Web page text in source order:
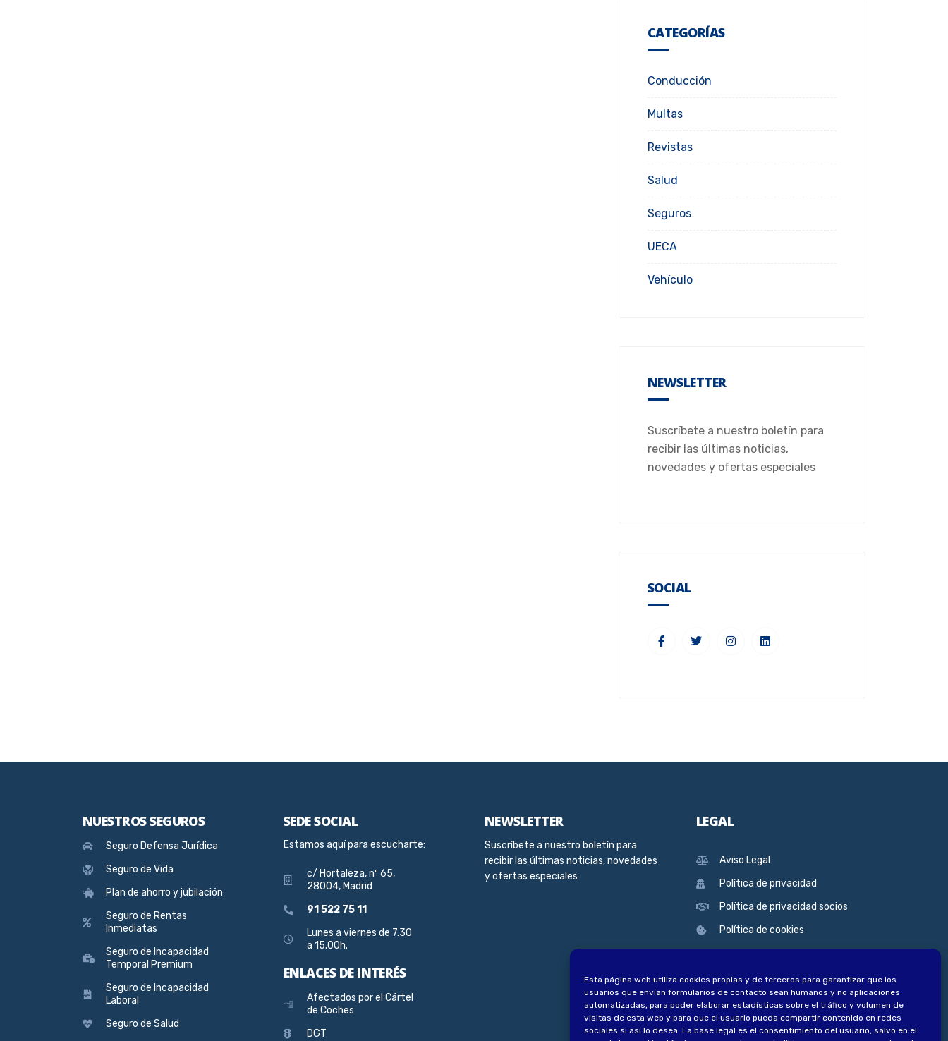
Esta página web utiliza cookies propias y de terceros para garantizar que los
usuarios que envían formularios de contacto sean humanos y no aplicaciones
automatizadas, para poder elaborar estadísticas sobre el tráfico y volumen de
visitas de esta web y para que el usuario pueda compartir contenido en redes
sociales si así lo desea. La base legal es el consentimiento del usuario, salvo en el
CATEGORÍAS
Conducción
Multas
Revistas
Salud
Seguros
UECA
Vehículo
NEWSLETTER
Suscríbete a nuestro boletín para
recibir las últimas noticias,
novedades y ofertas especiales
SOCIAL
NUESTROS SEGUROS
Seguro Defensa Jurídica
Seguro de Vida
Plan de ahorro y jubilación
Seguro de Rentas
Inmediatas
Seguro de Incapacidad
Temporal Premium
Seguro de Incapacidad
Laboral
Seguro de Salud
SEDE SOCIAL
Estamos aquí para escucharte:
c/ Hortaleza, nº 65,
28004, Madrid
91 522 75 11
Lunes a viernes de 7.30
a 15.00h.
ENLACES DE INTERÉS
Afectados por el Cártel
de Coches
DGT
NEWSLETTER
Suscríbete a nuestro boletín para
recibir las últimas noticias, novedades
y ofertas especiales
LEGAL
Aviso Legal
Política de privacidad
Política de privacidad socios
Política de cookies